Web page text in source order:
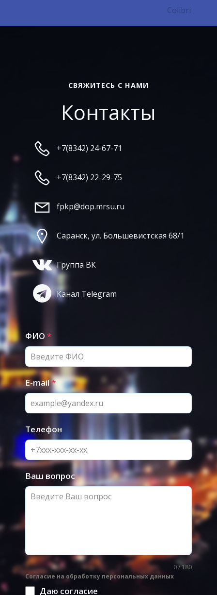
Colibri
СВЯЖИТЕСЬ С НАМИ
Контакты
+7(8342) 24-67-71
+7(8342) 22-29-75
fpkp@dop.mrsu.ru
Саранск, ул. Большевистская 68/1
Группа ВК
Канал Telegram
ФИО *
E-mail*
Телефон
Ваш вопрос
0 / 180
Согласие на обработку персональных данных
Даю согласие